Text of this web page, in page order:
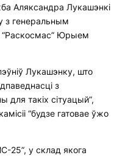
Аляксандра Лукашэнкі
з генеральным
Юрыем
Лукашэнку, што
з
для такіх сітуацый”,
“будзе гатовае ўжо
25”, у склад якога